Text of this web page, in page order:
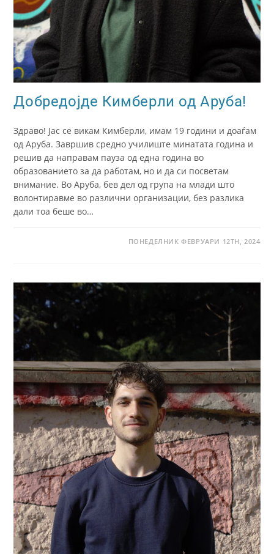
Добредојде Кимберли од Аруба!
Здраво! Јас се викам Кимберли, имам 19 години и доаѓам
од Аруба. Завршив средно училиште минатата година и
решив да направам пауза од една година во
образованието за да работам, но и да си посветам
внимание. Во Аруба, бев дел од група на млади што
волонтиравме во различни организации, без разлика
дали тоа беше во…
ПОНЕДЕЛНИК ФЕВРУАРИ 12TH, 2024